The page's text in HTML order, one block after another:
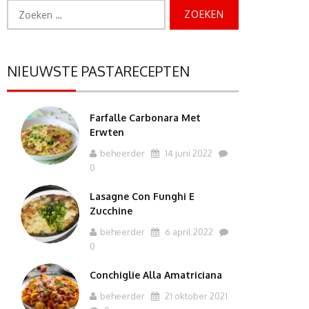
naar:
NIEUWSTE PASTARECEPTEN
Farfalle Carbonara Met
Erwten
beheerder
14 juni 2022
0
Lasagne Con Funghi E
Zucchine
beheerder
6 april 2022
0
Conchiglie Alla Amatriciana
beheerder
21 oktober 2021